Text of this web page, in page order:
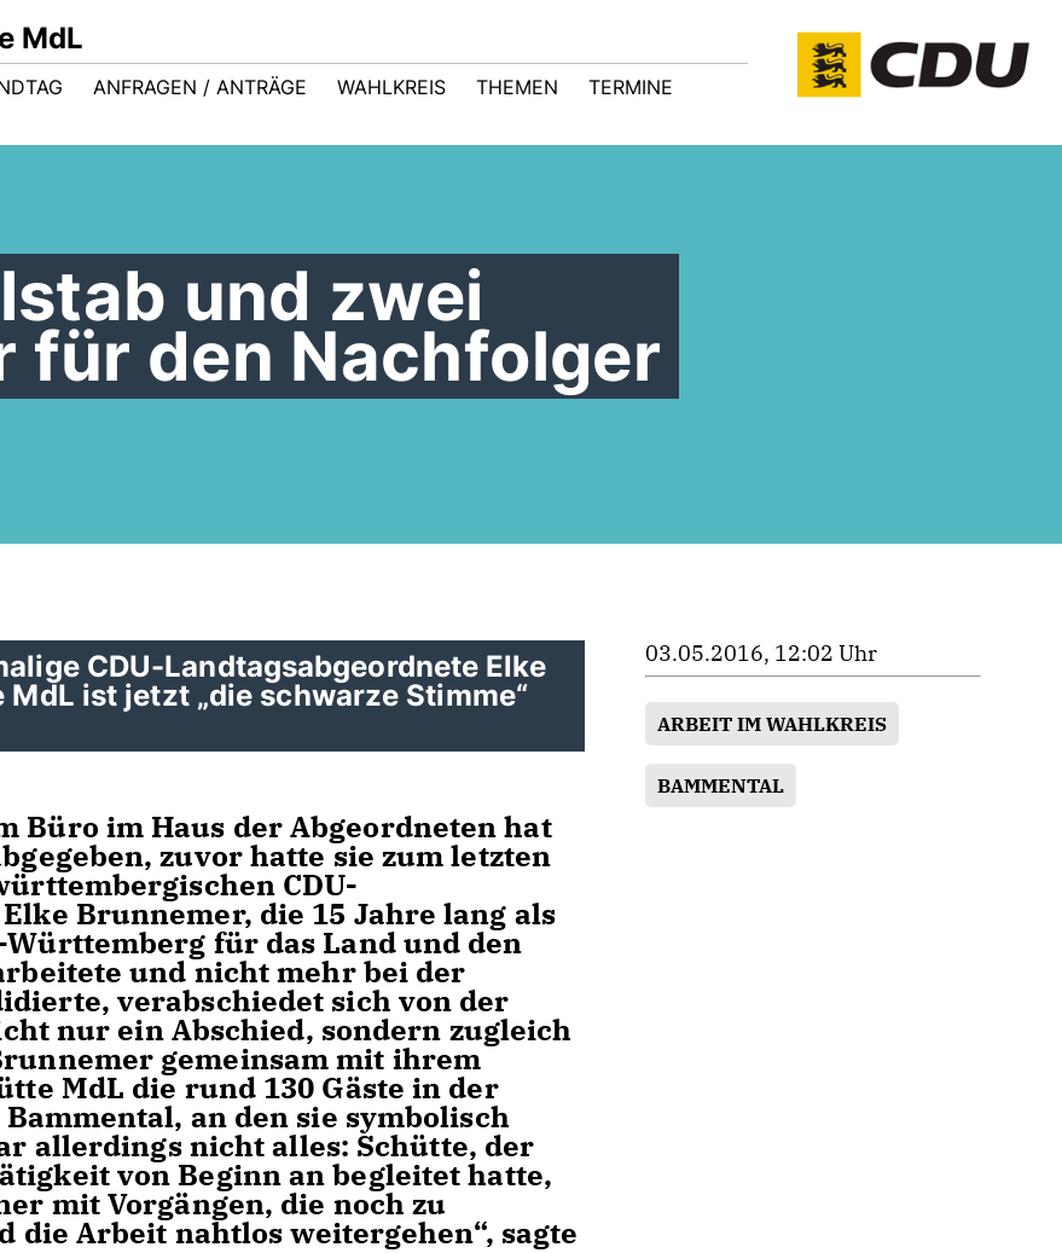
MdL
ANFRAGEN / ANTRÄGE WAHLKREIS THEMEN
TERMINE
und zwei
für den Nachfolger
CDU-Landtagsabgeordnete Elke
ist jetzt „die schwarze Stimme“
Büro im Haus der Abgeordneten hat
zuvor hatte sie zum letzten
CDU-
Brunnemer, die 15 Jahre lang als
für das Land und den
und nicht mehr bei der
verabschiedet sich von der
nur ein Abschied, sondern zugleich
gemeinsam mit ihrem
MdL die rund 130 Gäste in der
an den sie symbolisch
allerdings nicht alles: Schütte, der
von Beginn an begleitet hatte,
mit Vorgängen, die noch zu
die Arbeit nahtlos weitergehen“, sagte
03.05.2016, 12:02 Uhr
ARBEIT IM WAHLKREIS
BAMMENTAL